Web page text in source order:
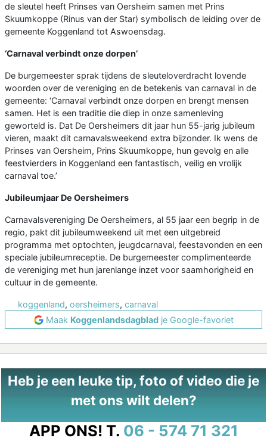
de sleutel heeft Prinses van Oersheim samen met Prins
Skuumkoppe (Rinus van der Star) symbolisch de leiding over de
gemeente Koggenland tot Aswoensdag.
‘Carnaval verbindt onze dorpen’
De burgemeester sprak tijdens de sleuteloverdracht lovende
woorden over de vereniging en de betekenis van carnaval in de
gemeente: ‘Carnaval verbindt onze dorpen en brengt mensen
samen. Het is een traditie die diep in onze samenleving
geworteld is. Dat De Oersheimers dit jaar hun 55-jarig jubileum
vieren, maakt dit carnavalsweekend extra bijzonder. Ik wens de
Prinses van Oersheim, Prins Skuumkoppe, hun gevolg en alle
feestvierders in Koggenland een fantastisch, veilig en vrolijk
carnaval toe.’
Jubileumjaar De Oersheimers
Carnavalsvereniging De Oersheimers, al 55 jaar een begrip in de
regio, pakt dit jubileumweekend uit met een uitgebreid
programma met optochten, jeugdcarnaval, feestavonden en een
speciale jubileumreceptie. De burgemeester complimenteerde
de vereniging met hun jarenlange inzet voor saamhorigheid en
cultuur in de gemeente.
koggenland, oersheimers, carnaval
Maak Koggenlandsdagbladje Google-favoriet
Heb je een leuke tip, foto of video die je
met ons wilt delen?
APP ONS! T. 06 - 574 71 321